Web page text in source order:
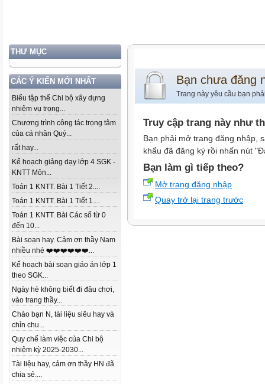
THƯ MỤC
CÁC Ý KIẾN MỚI NHẤT
Biểu tập thể Chi bộ xây dựng
nhiệm vụ trọng...
Chương trình công tác trọng tâm
của cá nhân Quý...
rất hay...
Kế hoạch giảng dạy lớp 4 SGK -
KNTT Môn...
Toán 1 KNTT. Bài 1 Tiết 2....
Toán 1 KNTT. Bài 1 Tiết 1....
Toán 1 KNTT. Bài Các số từ 0
đến 10...
Bài soạn hay. Cảm ơn thầy Nam
nhiều nhé ❤️❤️❤️❤️❤️❤️...
Kế hoạch bài soạn giáo án lớp 1
theo SGK...
Ngày hè không biết đi đâu chơi,
vào trang thầy...
Chào bạn N, tài liệu siêu hay và
chỉn chu...
Quy chế làm việc của Chi bộ
nhiệm kỳ 2025-2030...
Tài liệu hay, cảm ơn thầy HN đã
chia sẻ....
Bạn chưa đăng
Trang này yêu cầu bạn
Truy cập trang này như
Bạn phải mở trang đăng nhập,
khẩu đã đăng ký rồi nhấn nút
Bạn làm gì tiếp theo?
Mở trang đăng nhập
Quay trở lại trang trước